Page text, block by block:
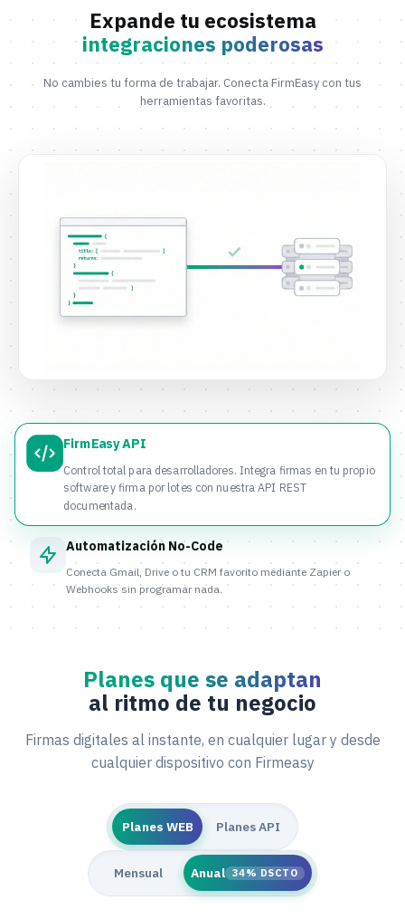
validación más robusta y auditable legalmente.
Expande tu ecosistema
integraciones poderosas
No cambies tu forma de trabajar. Conecta FirmEasy con tus
herramientas favoritas.
FirmEasy API
Control total para desarrolladores. Integra firmas en tu propio
software y firma por lotes con nuestra API REST
documentada.
Automatización No-Code
Conecta Gmail, Drive o tu CRM favorito mediante Zapier o
Webhooks sin programar nada.
Planes que se adaptan
al ritmo de tu negocio
Firmas digitales al instante, en cualquier lugar y desde
cualquier dispositivo con Firmeasy
Planes WEB Planes API
Mensual Anual 34% DSCTO